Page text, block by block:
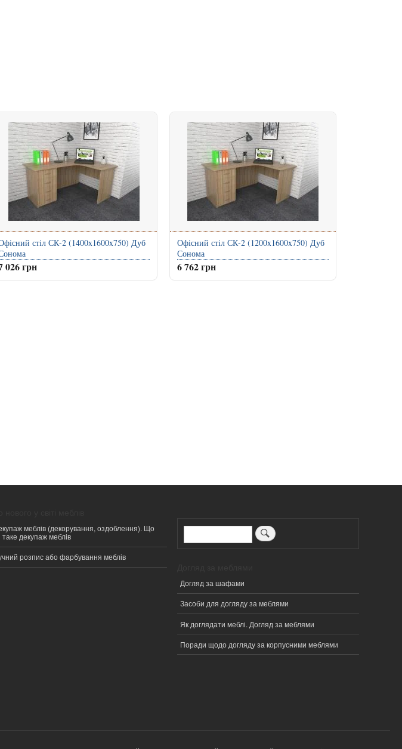
стіл СК-2 (1400x1600x750) Дуб
026 грн
Офісний стіл СК-2 (1200x1600x750) Дуб
Сонома
6 762 грн
меблів (декорування, оздоблення). Що
таке декупаж меблів
розпис або фарбування меблів
Пошук
Догляд за шафами
Засоби для догляду за меблями
Як доглядати меблі. Догляд за меблями
Поради щодо догляду за корпусними меблями